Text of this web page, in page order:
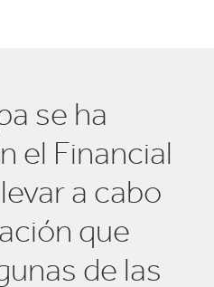
se ha
el Financial
a cabo
que
de las